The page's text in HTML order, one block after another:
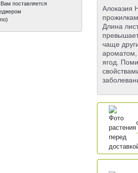
поставляется
Алоказия
Длина
чаще
ароматом,
ягод.